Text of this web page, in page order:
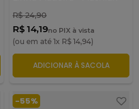
R$ 24,90
R$ 14,19no PIX à vista
(ou em até 1x R$ 14,94)
ADICIONAR À SACOLA
-55%